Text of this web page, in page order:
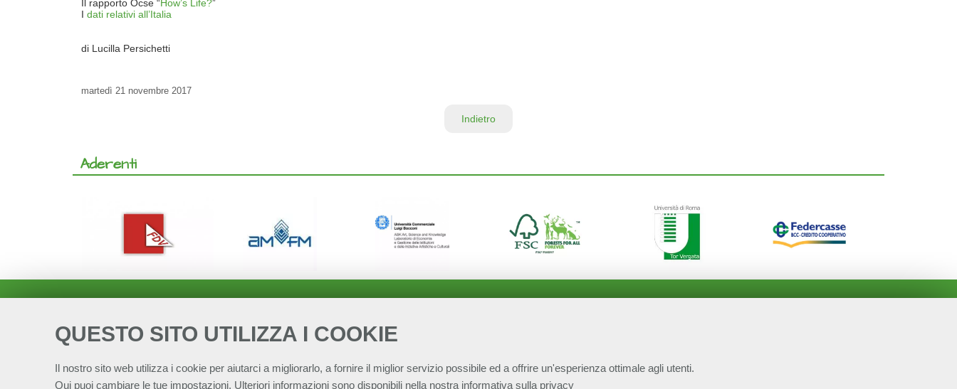
QUESTO SITO UTILIZZA I COOKIE
Il nostro sito web utilizza i cookie per aiutarci a migliorarlo, a fornire il miglior servizio possibile ed a offrire un'esperienza ottimale agli utenti.
Qui puoi cambiare le tue impostazioni. Ulteriori informazioni sono disponibili nella nostra informativa sulla privacy
Il rapporto Ocse “How’s Life?”
I dati relativi all’Italia
di Lucilla Persichetti
martedì 21 novembre 2017
Indietro
Aderenti